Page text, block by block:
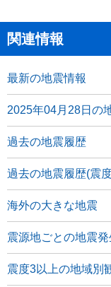
関連情報
最新の地震情報
2025年04月28日の
過去の地震履歴
過去の地震履歴(震
海外の大きな地震
震源地ごとの地震
震度3以上の地域別